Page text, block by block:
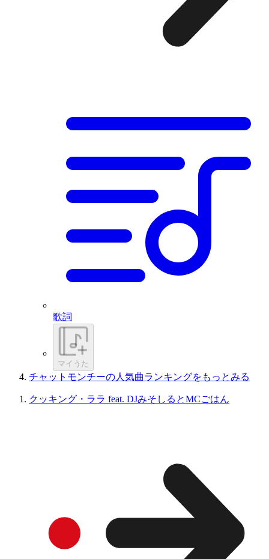
歌詞
マイうた
チャットモンチーの人気曲ランキングをもっとみる
クッキング・ララ feat. DJみそしるとMCごはん